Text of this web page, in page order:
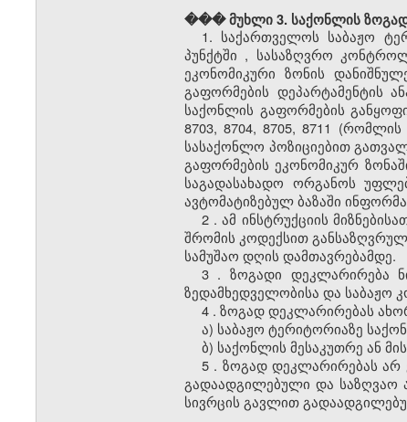
��� მუხლი 3. საქონლის
1. საქართველოს საბაჟო
პუნქტში , სასაზღვრო
ეკონომიკური ზონის
გაფორმების დეპარტამენტის
საქონლის გაფორმების
8703, 8704, 8705, 8711
სასაქონლო პოზიციებით
გაფორმების ეკონომიკურ
საგადასახადო ორგანოს
ავტომატიზებულ ბაზაში
2. ამ ინსტრუქციის
შრომის კოდექსით
სამუშაო დღის დამთავრებამდე.
3. ზოგადი დეკლარირება
ზედამხედველობისა და საბაჟო
4. ზოგად დეკლარირებას
ა) საბაჟო ტერიტორიაზე
ბ) საქონლის მესაკუთრე ან
5. ზოგად დეკლარირებას არ
გადაადგილებული და საზღვაო
სივრცის გავლით